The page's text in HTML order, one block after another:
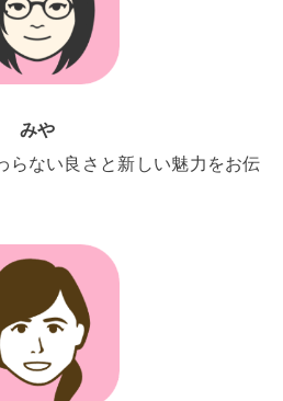
みや
らない良さと新しい魅力をお伝